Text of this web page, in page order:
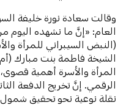
وقالت سعادة نورة خليفة
العام: «إنَّ ما نشهده اليوم
(النبض السيبراني للمرأة
الشيخة فاطمة بنت مبارك
المرأة والأسرة أهمية
نقلة نوعية نحو تحقيق